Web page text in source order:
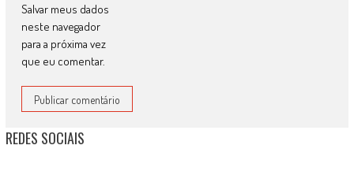
Salvar meus dados
neste navegador
para a próxima vez
que eu comentar.
REDES SOCIAIS